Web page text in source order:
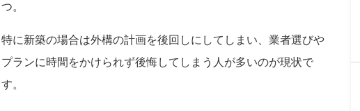
つ。
特に新築の場合は外構の計画を後回しにしてしまい、業者選びや
プランに時間をかけられず後悔してしまう人が多いのが現状で
す。